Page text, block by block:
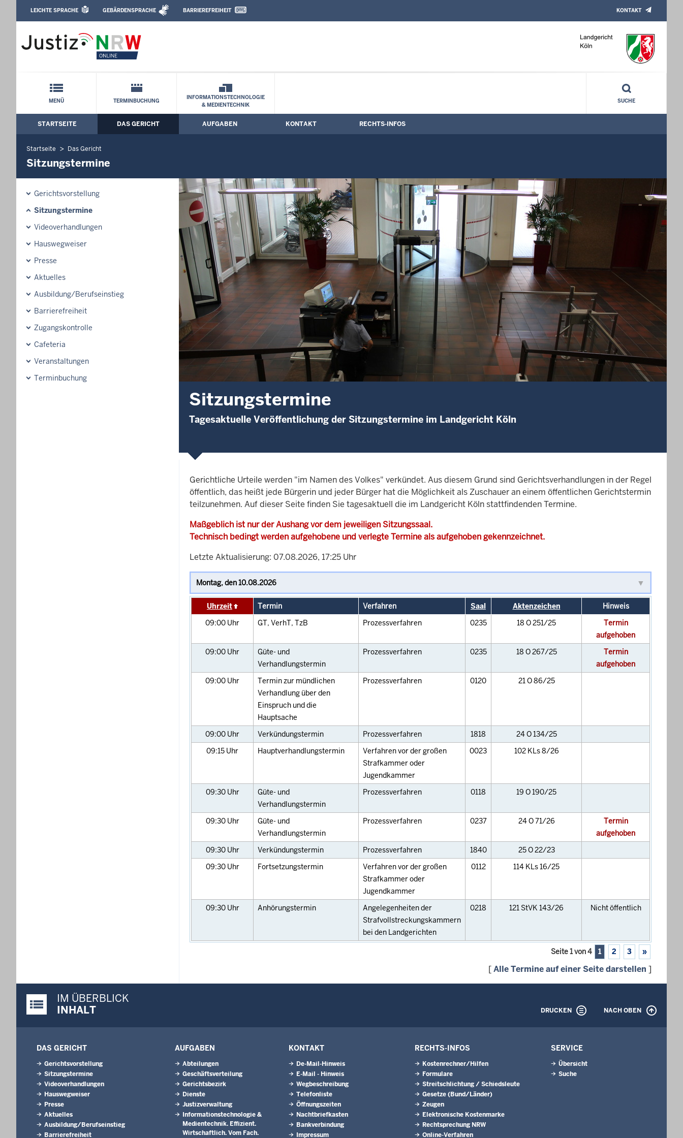
Landgericht Köln: Sitzungstermine
Leichte Sprache, Gebärdensprachenvideo und Kontaktformular
LEICHTE SPRACHE GEBÄRDENSPRACHE BARRIEREFREIHEIT KONTAKT
Schnellnavigation mit Volltext-Suche
MENÜ TERMINBUCHUNG
INFORMATIONSTECHNOLOGIE
& MEDIENTECHNIK
SUCHE
Hauptmenü: Hauptnavigation
STARTSEITE DAS GERICHT AUFGABEN KONTAKT RECHTS-INFOS
Startseite Das Gericht
Sitzungstermine
Gerichtsvorstellung
Sitzungstermine
Videoverhandlungen
Hauswegweiser
Presse
Aktuelles
Ausbildung/Berufseinstieg
Barrierefreiheit
Zugangskontrolle
Cafeteria
Veranstaltungen
Terminbuchung
Sitzungstermine
Tagesaktuelle Veröffentlichung der Sitzungstermine im Landgericht Köln
Gerichtliche Urteile werden "im Namen des Volkes" verkündet. Aus diesem Grund sind Gerichtsverhandlungen in der Regel
öffentlich, das heißt jede Bürgerin und jeder Bürger hat die Möglichkeit als Zuschauer an einem öffentlichen Gerichtstermin
teilzunehmen. Auf dieser Seite finden Sie tagesaktuell die im Landgericht Köln stattfindenden Termine.
Maßgeblich ist nur der Aushang vor dem jeweiligen Sitzungssaal.
Technisch bedingt werden aufgehobene und verlegte Termine als aufgehoben gekennzeichnet.
Letzte Aktualisierung: 07.08.2026, 17:25 Uhr
Uhrzeit Termin Verfahren Saal Aktenzeichen
Hinweis
09:00 Uhr GT, VerhT, TzB Prozessverfahren 0235 18 O 251/25
Termin
aufgehoben
09:00 Uhr
Güte- und
Verhandlungstermin
Prozessverfahren 0235 18 O 267/25
Termin
aufgehoben
09:00 Uhr
Termin zur mündlichen
Verhandlung über den
Einspruch und die
Hauptsache
Prozessverfahren 0120 21 O 86/25
09:00 Uhr Verkündungstermin Prozessverfahren 1818
24 O 134/25
09:15 Uhr Hauptverhandlungstermin
Verfahren vor der großen
Strafkammer oder
Jugendkammer
0023 102 KLs 8/26
09:30 Uhr
Güte- und
Verhandlungstermin
Prozessverfahren 0118 19 O 190/25
09:30 Uhr
Güte- und
Verhandlungstermin
Prozessverfahren 0237 24 O 71/26
Termin
aufgehoben
09:30 Uhr Verkündungstermin Prozessverfahren 1840
25 O 22/23
09:30 Uhr Fortsetzungstermin
Verfahren vor der großen
Strafkammer oder
Jugendkammer
0112 114 KLs 16/25
09:30 Uhr Anhörungstermin
Angelegenheiten der
Strafvollstreckungskammern
bei den Landgerichten
0218 121 StVK 143/26 Nicht öffentlich
Seite 1 von 4 1 2 3 »
[Alle Termine auf einer Seite darstellen ]
Justiz-Portal im Überblick:
IM ÜBERBLICK
INHALT
DRUCKEN NACH OBEN
DAS GERICHT
Gerichtsvorstellung
Sitzungstermine
Videoverhandlungen
Hauswegweiser
Presse
Aktuelles
Ausbildung/Berufseinstieg
Barrierefreiheit
AUFGABEN
Abteilungen
Geschäftsverteilung
Gerichtsbezirk
Dienste
Justizverwaltung
Informationstechnologie &
Medientechnik. Effizient.
Wirtschaftlich. Vom Fach.
KONTAKT
De-Mail-Hinweis
E-Mail - Hinweis
Wegbeschreibung
Telefonliste
Öffnungszeiten
Nachtbriefkasten
Bankverbindung
Impressum
RECHTS-INFOS
Kostenrechner/Hilfen
Formulare
Streitschlichtung / Schiedsleute
Gesetze (Bund/Länder)
Zeugen
Elektronische Kostenmarke
Rechtsprechung NRW
Online-Verfahren
SERVICE
Übersicht
Suche